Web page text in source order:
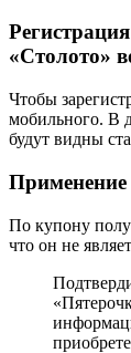
«Столото»
Чтобы
мобильного. В
будут видны
Применение
По купону
что он не